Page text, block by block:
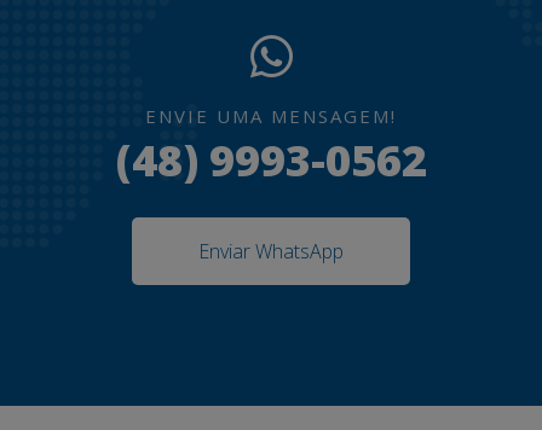
ENVIE UMA MENSAGEM!
(48) 9993-0562
Enviar WhatsApp